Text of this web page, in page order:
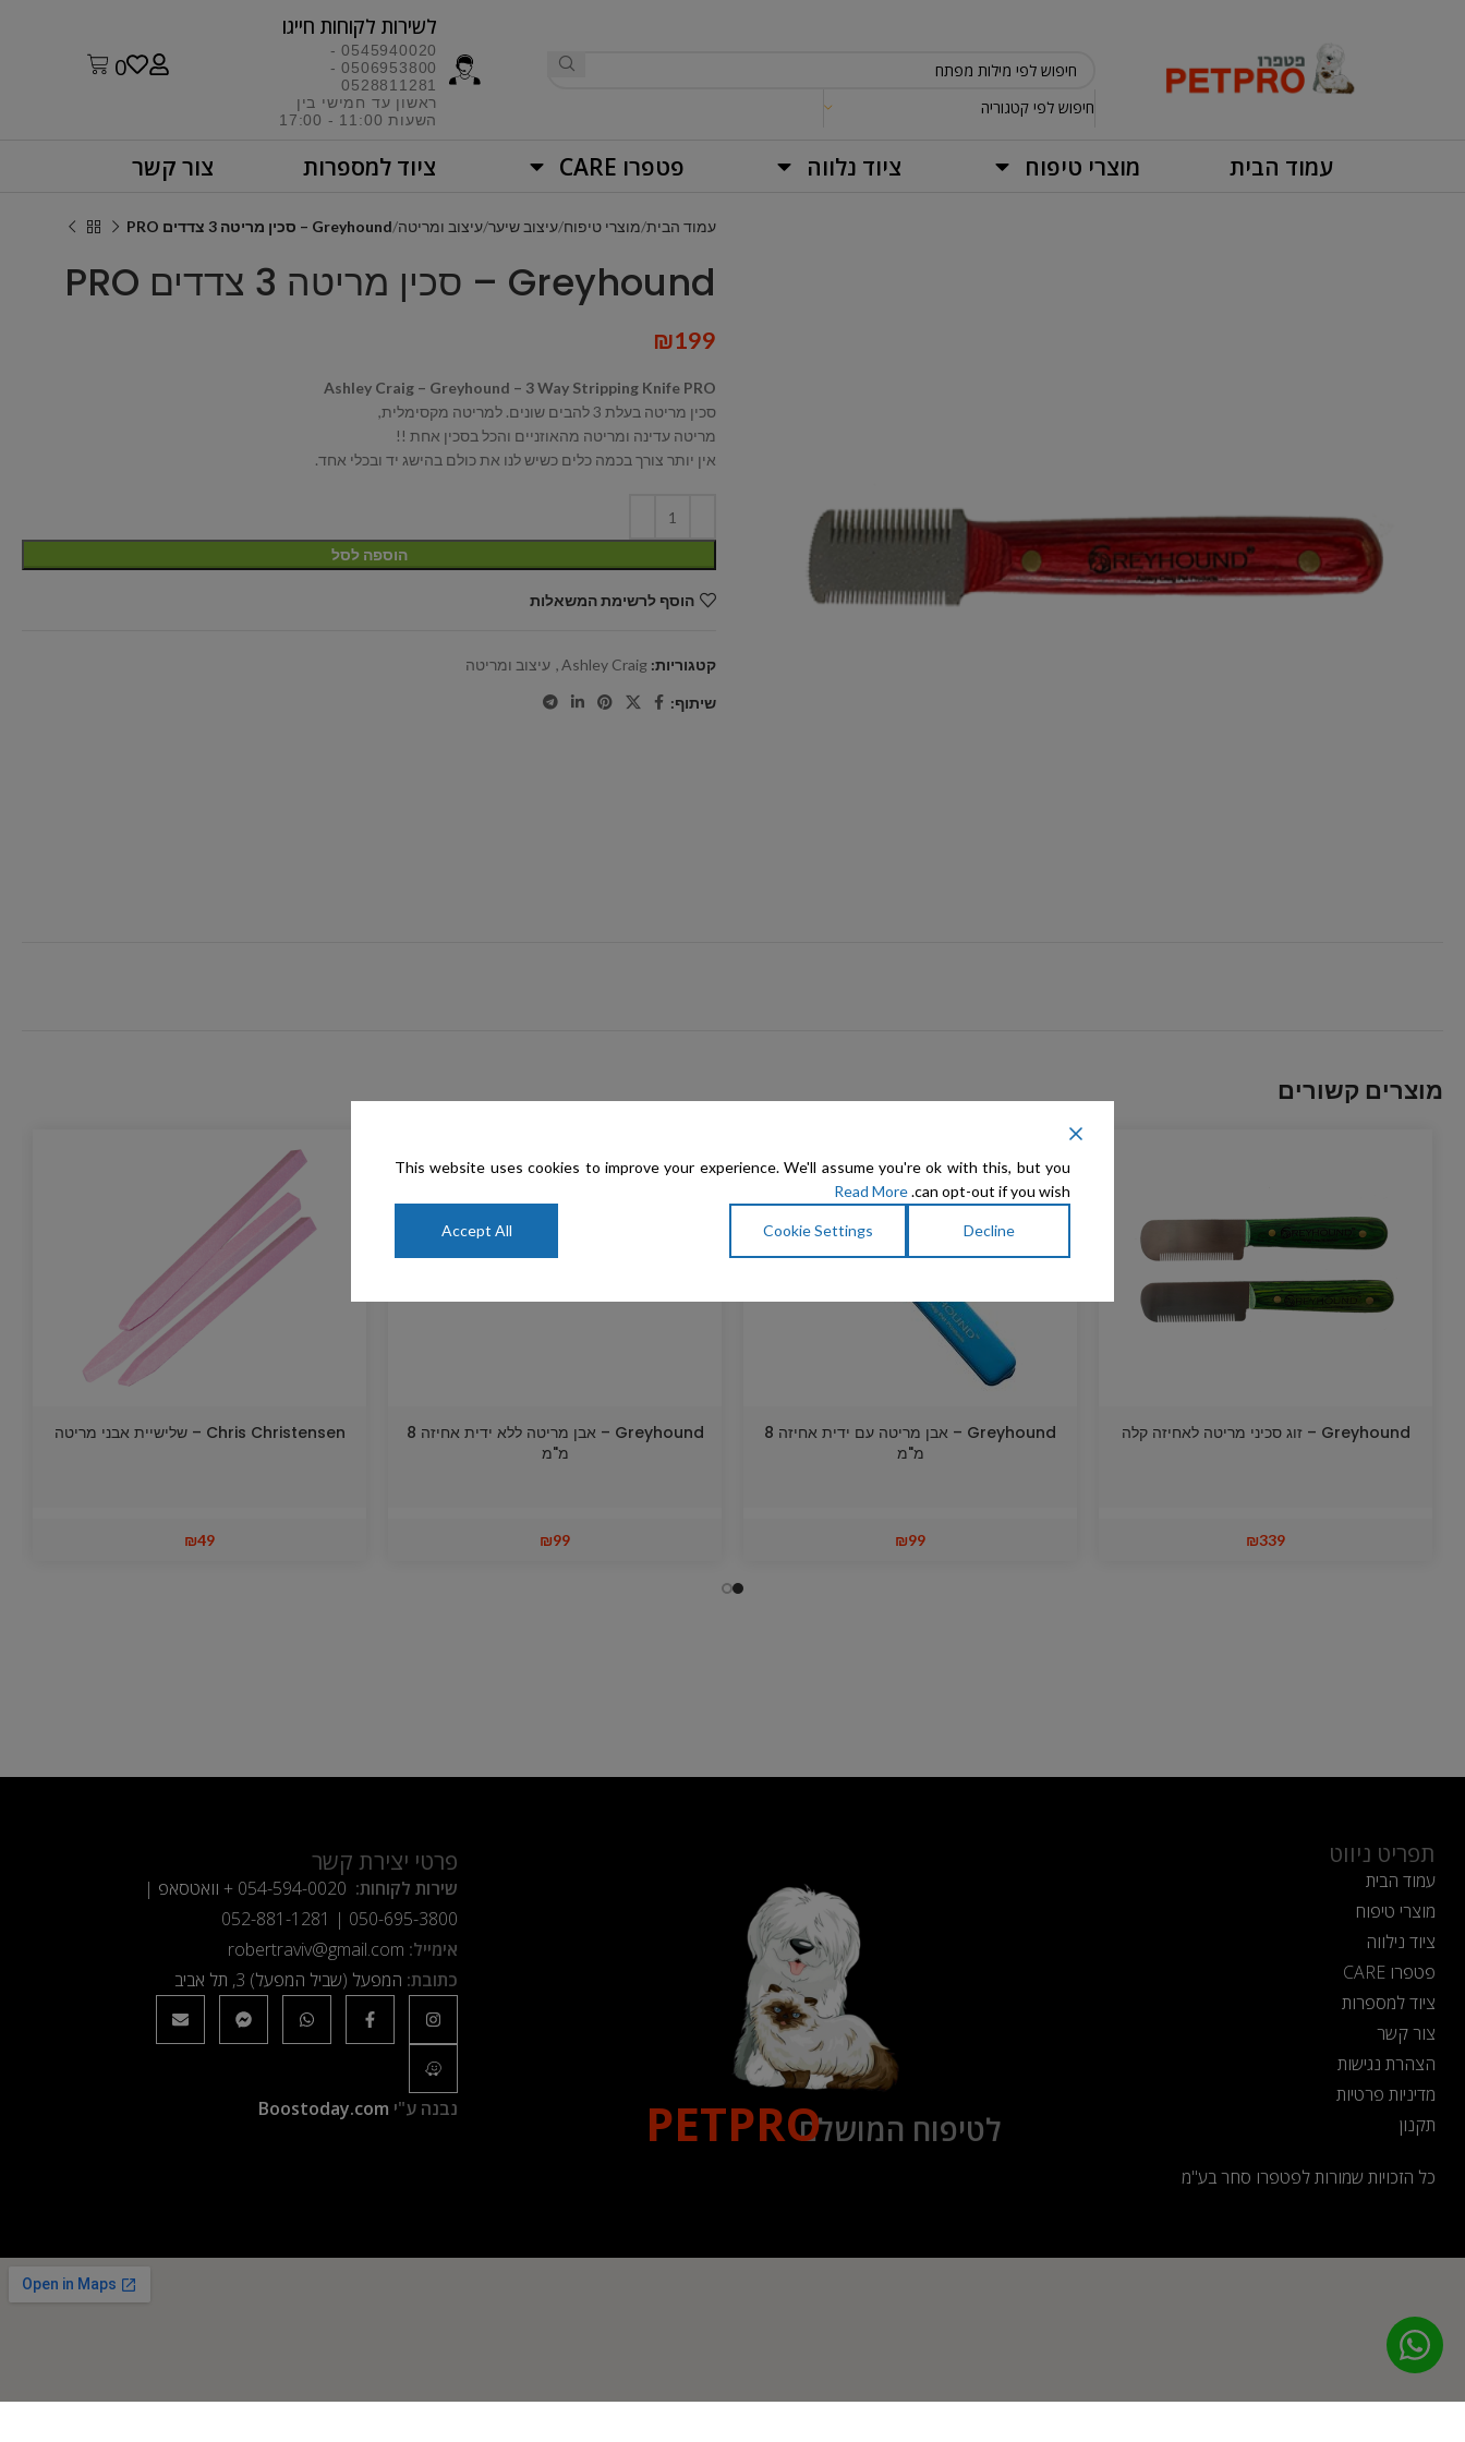
חיפוש לפי קטגוריה
לשירות לקוחות חייגו​
0545940020 -
0506953800 -
0528811281
ראשון עד חמישי בין
השעות 11:00 - 17:00​
0
עמוד הבית מוצרי טיפוח ציוד נלווה פטפרו CARE ציוד למספרות צור קשר
עמוד הבית מוצרי טיפוח עיצוב שיער עיצוב ומריטה Greyhound – סכין מריטה 3 צדדים PRO
Greyhound – סכין מריטה 3 צדדים PRO
₪199
Ashley Craig – Greyhound – 3 Way Stripping Knife PRO
סכין מריטה בעלת 3 להבים שונים. למריטה מקסימלית,
מריטה עדינה ומריטה מהאוזניים והכל בסכין אחת !!
אין יותר צורך בכמה כלים כשיש לנו את כולם בהישג יד ובכלי אחד.
הוספה לסל
הוסף לרשימת המשאלות
קטגוריות: Ashley Craig
, עיצוב ומריטה
שיתוף:
מוצרים קשורים
Greyhound – זוג סכיני מריטה לאחיזה קלה
₪339
Greyhound – אבן מריטה עם ידית אחיזה 8
מ"מ
₪99
Greyhound – אבן מריטה ללא ידית אחיזה 8
מ"מ
₪99
Chris Christensen – שלישיית אבני מריטה
₪49
תפריט ניווט
עמוד הבית
מוצרי טיפוח
ציוד נילווה
פטפרו CARE
ציוד למספרות
צור קשר
הצהרת נגישות
מדיניות פרטיות
תקנון
כל הזכויות שמורות לפטפרו סחר בע"מ
לטיפוח המושלםPETPRO
פרטי יצירת קשר
שירות לקוחות: 054-594-0020 + וואטסאפ |
050-695-3800
|
052-881-1281
אימייל: robertraviv@gmail.com
כתובת: המפעל (שביל המפעל) 3, תל אביב
נבנה ע"י Boostoday.com
This website uses cookies to improve your experience. We'll assume you're ok with this, but you
can opt-out if you wish.
Read More
Decline
Cookie Settings
Accept All